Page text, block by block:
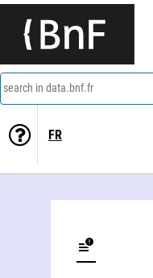
search in data.bnf.fr
FR